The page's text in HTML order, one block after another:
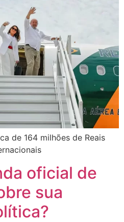
de 164 milhões de Reais
oficial de
sua